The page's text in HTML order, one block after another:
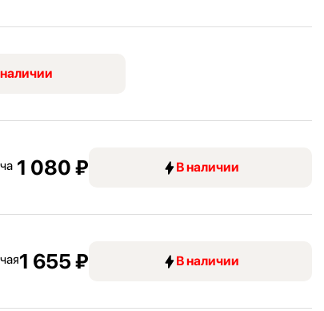
1 080 ₽ В наличии
1 655 ₽ В наличии